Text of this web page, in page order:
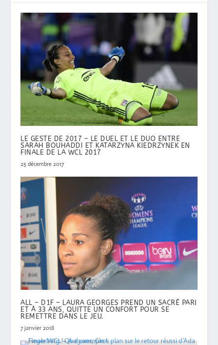
LE GESTE DE 2017 – LE DUEL ET LE DUO ENTRE
SARAH BOUHADDI ET KATARZYNA KIEDRZYNEK EN
FINALE DE LA WCL 2017
25 décembre 2017
ALL – D1F – LAURA GEORGES PREND UN SACRÉ PARI
ET À 33 ANS, QUITTE UN CONFORT POUR SE
REMETTRE DANS LE JEU.
7 janvier 2018